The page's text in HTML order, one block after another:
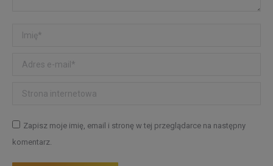
Imię *
Adres e-mail *
Strona internetowa
Zapisz moje imię, email i stronę w tej przeglądarce na następny
komentarz.